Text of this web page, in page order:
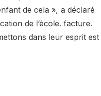
de cela », a déclaré
de l’école. facture.
dans leur esprit est